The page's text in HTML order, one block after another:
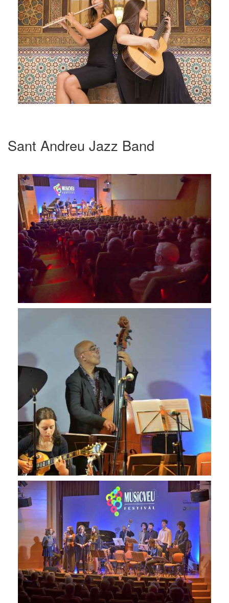
Sant Andreu Jazz Band